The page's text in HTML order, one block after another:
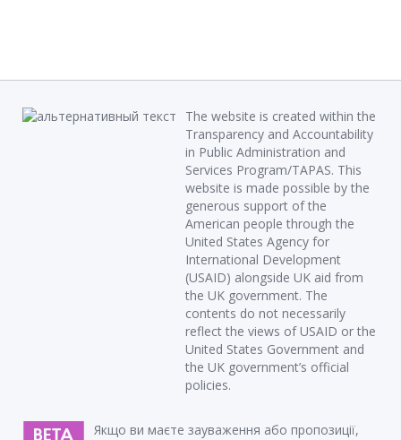
The website is created within the
Transparency and Accountability
in Public Administration and
Services Program/TAPAS. This
website is made possible by the
generous support of the
American people through the
United States Agency for
International Development
(USAID) alongside UK aid from
the UK government. The
contents do not necessarily
reflect the views of USAID or the
United States Government and
the UK government’s official
policies.
Якщо ви маєте зауваження або пропозиції,